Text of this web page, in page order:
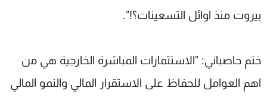
بيروت منذ اوائل التسعينات؟!".
ختم حاصباني: "الاستثمارات المباشرة الخارجية هي من
اهم العوامل للحفاظ على الاستقرار المالي والنمو المالي